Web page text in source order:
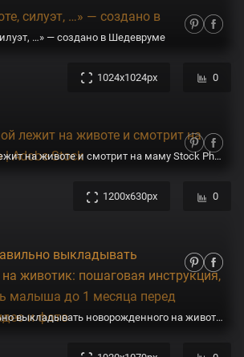
…» — создано в Шедевруме
1024x1024px 0
Младенец мамой лежит на животе и смотрит на маму Stock Photo | Adobe Stock
1200x630px 0
Когда и как правильно выкладывать новорожденного на животик: пошаговая инструкция, как выкладывать малыша до 1 месяца перед кормлением, с видео и фото